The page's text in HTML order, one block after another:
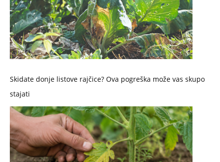
Skidate donje listove rajčice? Ova pogreška može vas skupo
stajati